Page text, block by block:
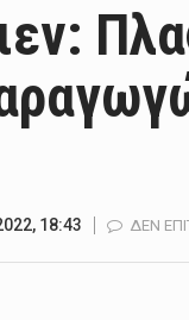
18:43 ΔΕΝ